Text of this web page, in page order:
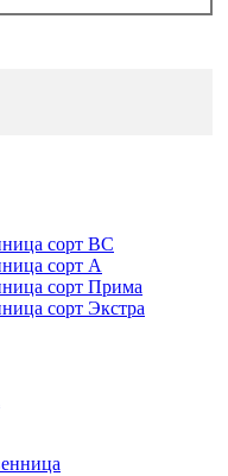
сорт BC
сорт А
сорт Прима
сорт Экстра